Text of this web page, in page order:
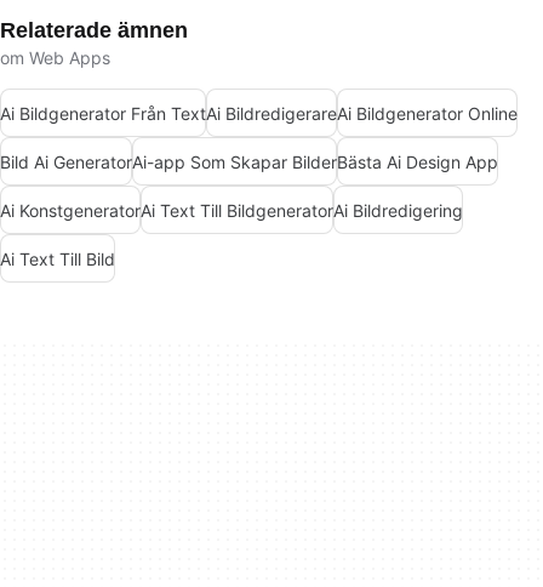
Relaterade ämnen
om Web Apps
Ai Bildgenerator Från TextAi BildredigerareAi Bildgenerator Online
Bild Ai GeneratorAi-app Som Skapar BilderBästa Ai Design App
Ai KonstgeneratorAi Text Till BildgeneratorAi Bildredigering
Ai Text Till Bild